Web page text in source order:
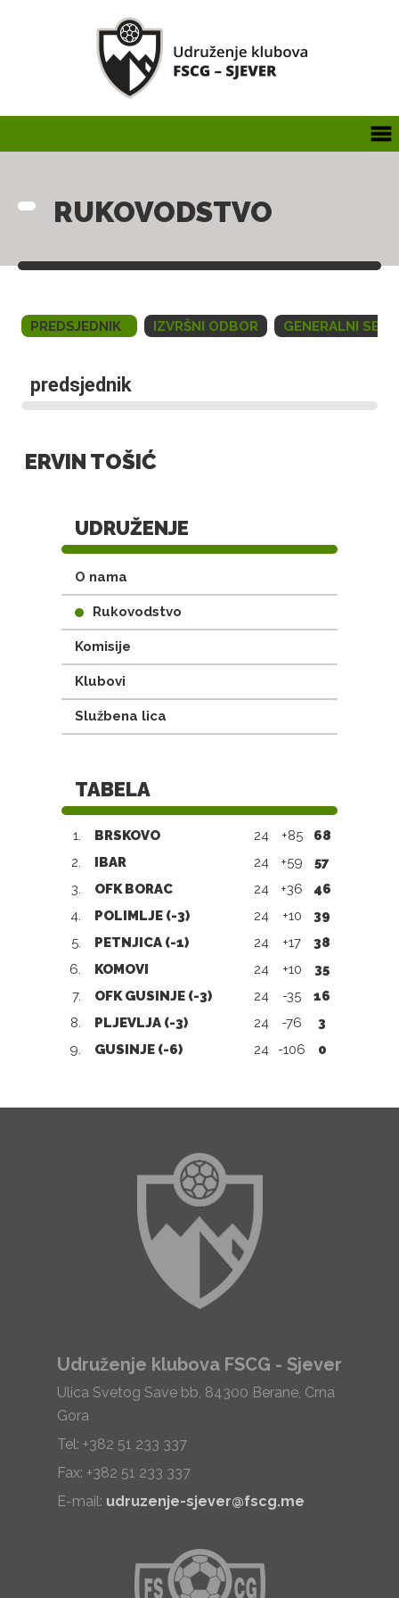
RUKOVODSTVO
PREDSJEDNIK IZVRŠNI ODBOR GENERALNI
predsjednik
ERVIN TOŠIĆ
UDRUŽENJE
O nama
Rukovodstvo
Komisije
Klubovi
Službena lica
TABELA
1. BRSKOVO 24 +85
68
2.
IBAR 24 +59
57
3.
OFK BORAC 24 +36
46
4.
POLIMLJE (-3) 24 +10
39
5.
PETNJICA (-1) 24 +17
38
6.
KOMOVI 24 +10
35
7.
OFK GUSINJE (-3) 24 -35
16
8.
PLJEVLJA (-3) 24 -76
3
9.
GUSINJE (-6) 24 -106 0
Udruženje klubova FSCG - Sjever
Ulica Svetog Save bb, 84300 Berane, Crna
Gora
Tel: +382 51 233 337
Fax: +382 51 233 337
E-mail: udruzenje-sjever@fscg.me